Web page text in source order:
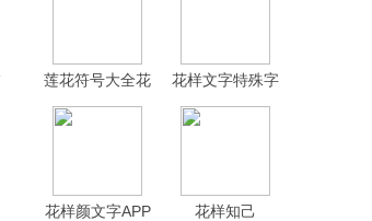
莲花符号大全花
样符号昵称app
花样文字特殊字
体输入法app官
花样颜文字APP
花样知己